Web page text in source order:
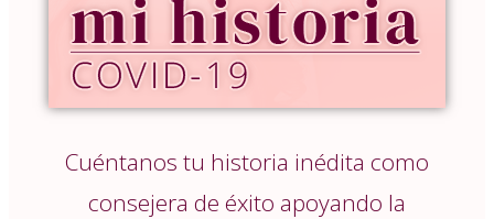
Cuéntanos tu historia inédita como
consejera de éxito apoyando la